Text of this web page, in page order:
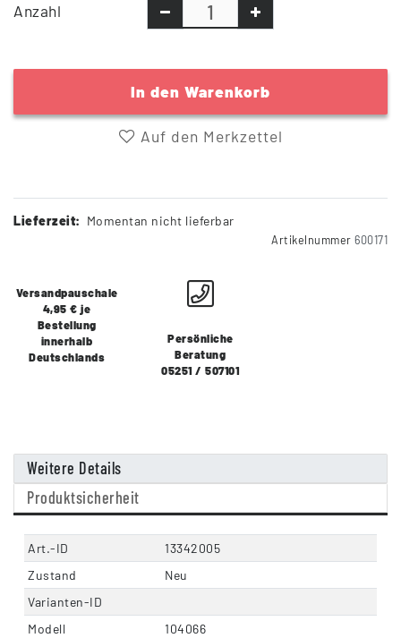
Anzahl
In den Warenkorb
Auf den Merkzettel
Lieferzeit: Momentan nicht lieferbar
Artikelnummer 600171
Versandpauschale
4,95 € je
Bestellung
innerhalb
Deutschlands
Persönliche
Beratung
05251 / 507101
Weitere Details
Produktsicherheit
Art.-ID
13342005
Zustand
Neu
Varianten-ID
Modell
104066